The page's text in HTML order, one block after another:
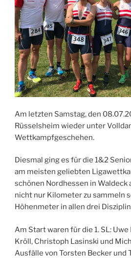
Am letzten Samstag, den
Rüsselsheim wieder unter
Wettkampfgeschehen.
Diesmal ging es für die 1&2
am meisten geliebten
schönen Nordhessen in Waldeck
nicht nur Kilometer zu sammeln
Höhenmeter in allen drei
Am Start waren für die 1. SL:
Kröll, Christoph Lasinski und
Ausfälle von Torsten Becker und